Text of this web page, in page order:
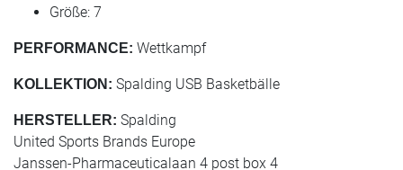
Größe: 7
PERFORMANCE: Wettkampf
KOLLEKTION: Spalding USB Basketbälle
HERSTELLER: Spalding
United Sports Brands Europe
Janssen-Pharmaceuticalaan 4 post box 4